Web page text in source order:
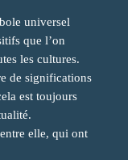
universel
que l’on
les cultures.
de significations
est toujours
elle, qui ont